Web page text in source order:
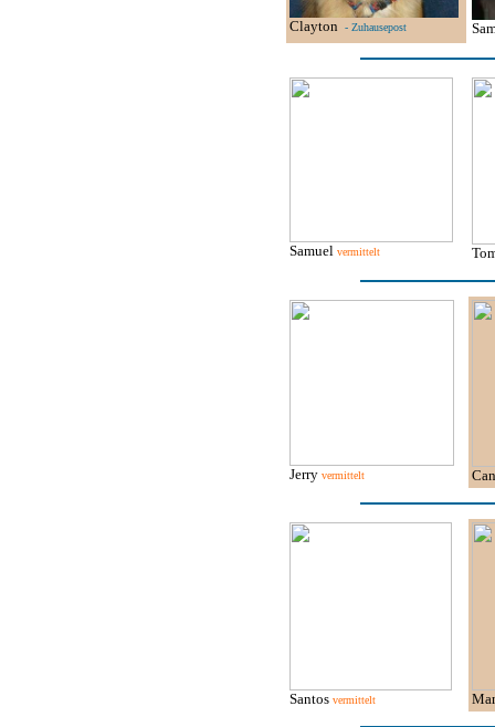
Clayton - Zuhausepost
Samuel vermittelt
Jerry vermittelt
Santos vermittelt